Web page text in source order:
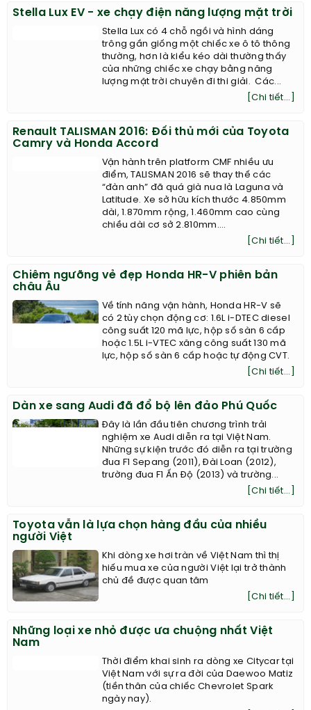
Stella Lux EV - xe chạy điện năng lượng mặt trời
Stella Lux có 4 chỗ ngồi và hình dáng
trông gần giống một chiếc xe ô tô thông
thường, hơn là kiểu kéo dài thường thấy
của những chiếc xe chạy bằng năng
lượng mặt trời chuyên đi thi giải. Các...
[Chi tiết...]
Renault TALISMAN 2016: Đối thủ mới của Toyota
Camry và Honda Accord
Vận hành trên platform CMF nhiều ưu
điểm, TALISMAN 2016 sẽ thay thế các
“đàn anh” đã quá già nua là Laguna và
Latitude. Xe sở hữu kích thước 4.850mm
dài, 1.870mm rộng, 1.460mm cao cùng
chiều dài cơ sở 2.810mm....
[Chi tiết...]
Chiêm ngưỡng vẻ đẹp Honda HR-V phiên bản
châu Âu
Về tính năng vận hành, Honda HR-V sẽ
có 2 tùy chọn động cơ: 1.6L i-DTEC diesel
công suất 120 mã lực, hộp số sàn 6 cấp
hoặc 1.5L i-VTEC xăng công suất 130 mã
lực, hộp số sàn 6 cấp hoặc tự động CVT.
[Chi tiết...]
Dàn xe sang Audi đã đổ bộ lên đảo Phú Quốc
Đây là lần đầu tiên chương trình trải
nghiệm xe Audi diễn ra tại Việt Nam.
Những sự kiện trước đó diễn ra tại trường
đua F1 Sepang (2011), Đài Loan (2012),
trường đua F1 Ấn Độ (2013) và trường...
[Chi tiết...]
Toyota vẫn là lựa chọn hàng đầu của nhiều
người Việt
Khi dòng xe hơi tràn về Việt Nam thì thị
hiếu mua xe của người Việt lại trở thành
chủ đề được quan tâm
[Chi tiết...]
Những loại xe nhỏ được ưa chuộng nhất Việt
Nam
Thời điểm khai sinh ra dòng xe Citycar tại
Việt Nam với sự ra đời của Daewoo Matiz
(tiền thân của chiếc Chevrolet Spark
ngày nay).